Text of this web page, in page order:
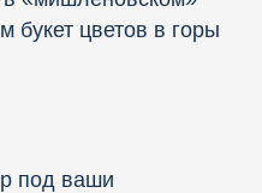
букет цветов в горы
под ваши